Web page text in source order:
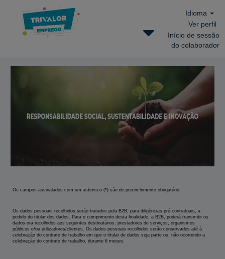
Idioma
Ver perfil
Início de sessão
do colaborador
Inovação
B2B
Os campos assinalados com um asterisco (*) são de preenchimento obrigatório.
Os dados pessoais recolhidos serão tratados pela B2B, para diligências pré-contratuais, a
pedido do titular dos dados. Para o cumprimento desta finalidade, a B2B, poderá transmitir os
dados ora recolhidos aos seguintes destinatários: prestadores de serviços, organismos
públicos e/ou utilizadores/clientes. Os dados pessoais recolhidos serão conservados até à
celebração do contrato de trabalho em que o titular de dados seja parte ou, não ocorrendo a
celebração do contrato de trabalho, durante 6 meses.